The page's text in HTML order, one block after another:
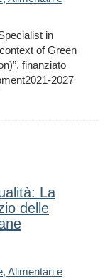
in
of Green
finanziato
2027
La
delle
Alimentari e